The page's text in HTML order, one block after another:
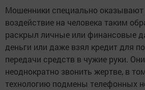
Мошенники специально оказывают
воздействие на человека таким
раскрыл личные или финансовые
деньги или даже взял кредит для
передачи средств в чужие руки.
неоднократно звонить жертве, в
технологию подмены телефонных